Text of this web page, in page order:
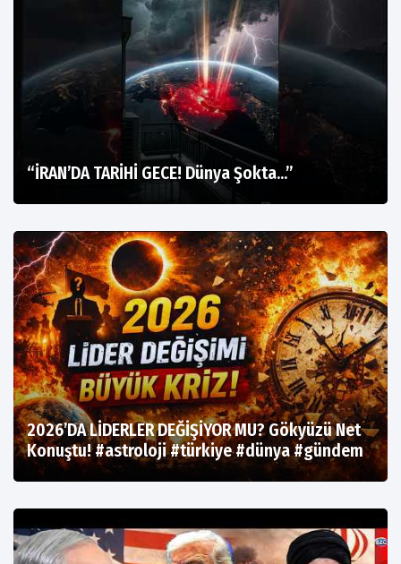
“İRAN’DA TARİHİ GECE! Dünya Şokta…”
2026’DA LİDERLER DEĞİŞİYOR MU? Gökyüzü Net
Konuştu! #astroloji #türkiye #dünya #gündem